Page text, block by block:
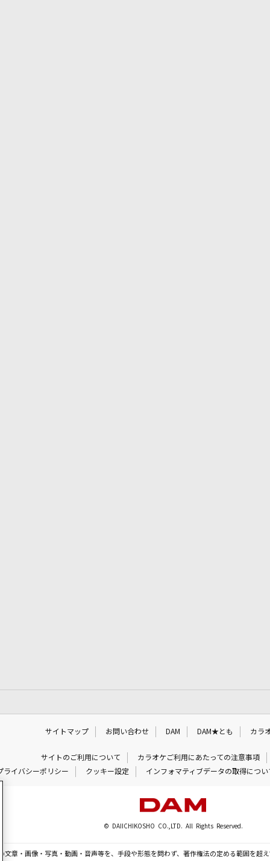
サイトマップ お問い合わせ DAM DAM★とも カラ
サイトのご利用について カラオケご利用にあたっての注意事項
ライバシーポリシー クッキー設定 インフォマティブデータの取得につい
© DAIICHIKOSHO CO.,LTD. All Rights Reserved.
文章・画像・写真・動画・音声等を、手段や形態を問わず、著作権法の定める範囲を超